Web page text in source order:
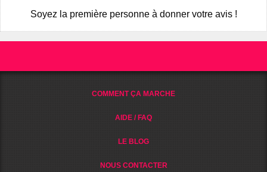
Soyez la première personne à donner votre avis !
COMMENT ÇA MARCHE
AIDE / FAQ
LE BLOG
NOUS CONTACTER